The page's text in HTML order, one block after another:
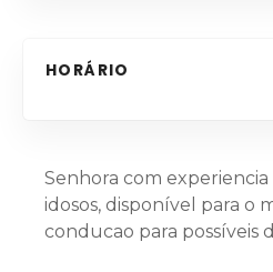
HORÁRIO
Senhora com
idosos, disponível para o
conducao para possíveis